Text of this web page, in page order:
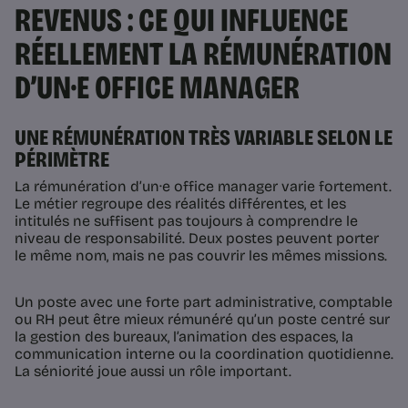
REVENUS : CE QUI INFLUENCE
RÉELLEMENT LA RÉMUNÉRATION
D’UN·E OFFICE MANAGER
UNE RÉMUNÉRATION TRÈS VARIABLE SELON LE
PÉRIMÈTRE
La rémunération d’un·e office manager varie fortement.
Le métier regroupe des réalités différentes, et les
intitulés ne suffisent pas toujours à comprendre le
niveau de responsabilité. Deux postes peuvent porter
le même nom, mais ne pas couvrir les mêmes missions.
Un poste avec une forte part administrative, comptable
ou RH peut être mieux rémunéré qu’un poste centré sur
la gestion des bureaux, l’animation des espaces, la
communication interne ou la coordination quotidienne.
La séniorité joue aussi un rôle important.